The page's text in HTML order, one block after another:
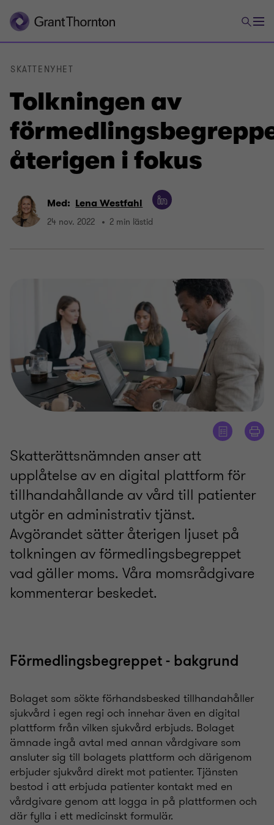
Tolkningen av
återigen i fokus
SKATTENYHET
Med: Lena Westfahl
24 nov. 2022 2 min lästid
Skatterättsnämnden anser att
upplåtelse av en digital plattform för
tillhandahållande av vård till patienter
utgör en administrativ tjänst.
Avgörandet sätter återigen ljuset på
tolkningen av förmedlingsbegreppet
vad gäller moms. Våra momsrådgivare
kommenterar beskedet.
Förmedlingsbegreppet - bakgrund
Bolaget som sökte förhandsbesked tillhandahåller
sjukvård i egen regi och innehar även en digital
plattform från vilken sjukvård erbjuds. Bolaget
ämnade ingå avtal med annan vårdgivare som
ansluter sig till bolagets plattform och därigenom
erbjuder sjukvård direkt mot patienter. Tjänsten
bestod i att erbjuda patienter kontakt med en
vårdgivare genom att logga in på plattformen och
där fylla i ett medicinskt formulär.